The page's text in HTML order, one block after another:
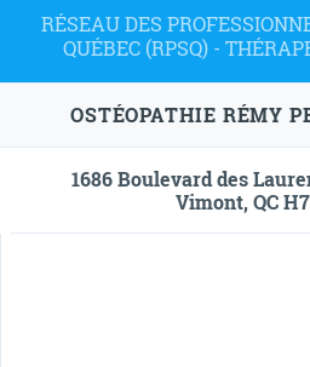
RÉSEAU DES
QUÉBEC (RPSQ) -
OSTÉOPATHIE RÉMY
1686 Boulevard des
Vimont, QC